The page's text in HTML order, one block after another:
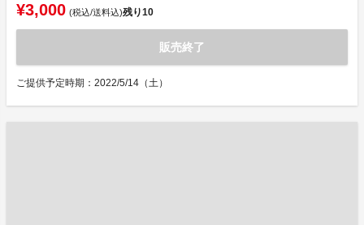
¥3,000 (税込/送料込)残り10
販売終了
ご提供予定時期：2022/5/14（土）